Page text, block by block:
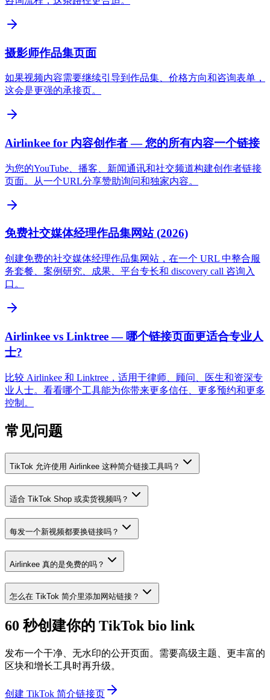
摄影师作品集页面
如果视频内容需要继续引导到作品集、价格方向和咨询表单，
这会是更强的承接页。
Airlinkee for 内容创作者 — 您的所有内容一个链接
为您的YouTube、播客、新闻通讯和社交频道构建创作者链接
页面。从一个URL分享赞助询问和独家内容。
免费社交媒体经理作品集网站 (2026)
创建免费的社交媒体经理作品集网站，在一个 URL 中整合服
务套餐、案例研究、成果、平台专长和 discovery call 咨询入
口。
Airlinkee vs Linktree — 哪个链接页面更适合专业人
士?
比较 Airlinkee 和 Linktree，适用于律师、顾问、医生和资深专
业人士。看看哪个工具能为你带来更多信任、更多预约和更多
控制。
常见问题
TikTok 允许使用 Airlinkee 这种简介链接工具吗？
适合 TikTok Shop 或卖货视频吗？
每发一个新视频都要换链接吗？
Airlinkee 真的是免费的吗？
怎么在 TikTok 简介里添加网站链接？
60 秒创建你的 TikTok bio link
发布一个干净、无水印的公开页面。需要高级主题、更丰富的
区块和增长工具时再升级。
创建 TikTok 简介链接页